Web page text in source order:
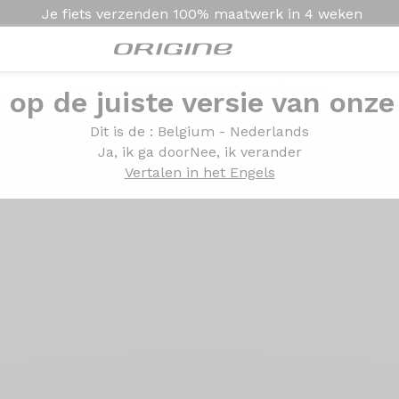
Je fiets verzenden 100% maatwerk in 4 weken
de juiste versie van
Dit is de : Belgium - Nederlands
Ja, ik ga doorNee, ik verander
Vertalen in het Engels
Presentatie